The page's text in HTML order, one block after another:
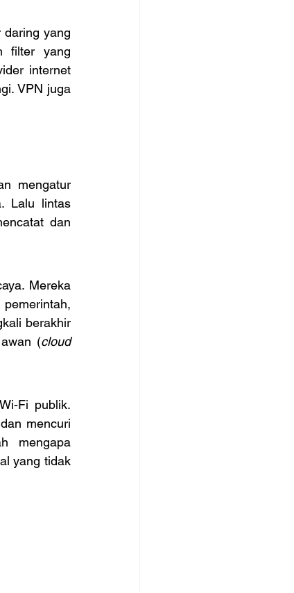
yang
filter yang
internet
VPN juga
mengatur
Lalu lintas
dan
Mereka
berakhir
(cloud
Fi publik.
mencuri
mengapa
yang tidak